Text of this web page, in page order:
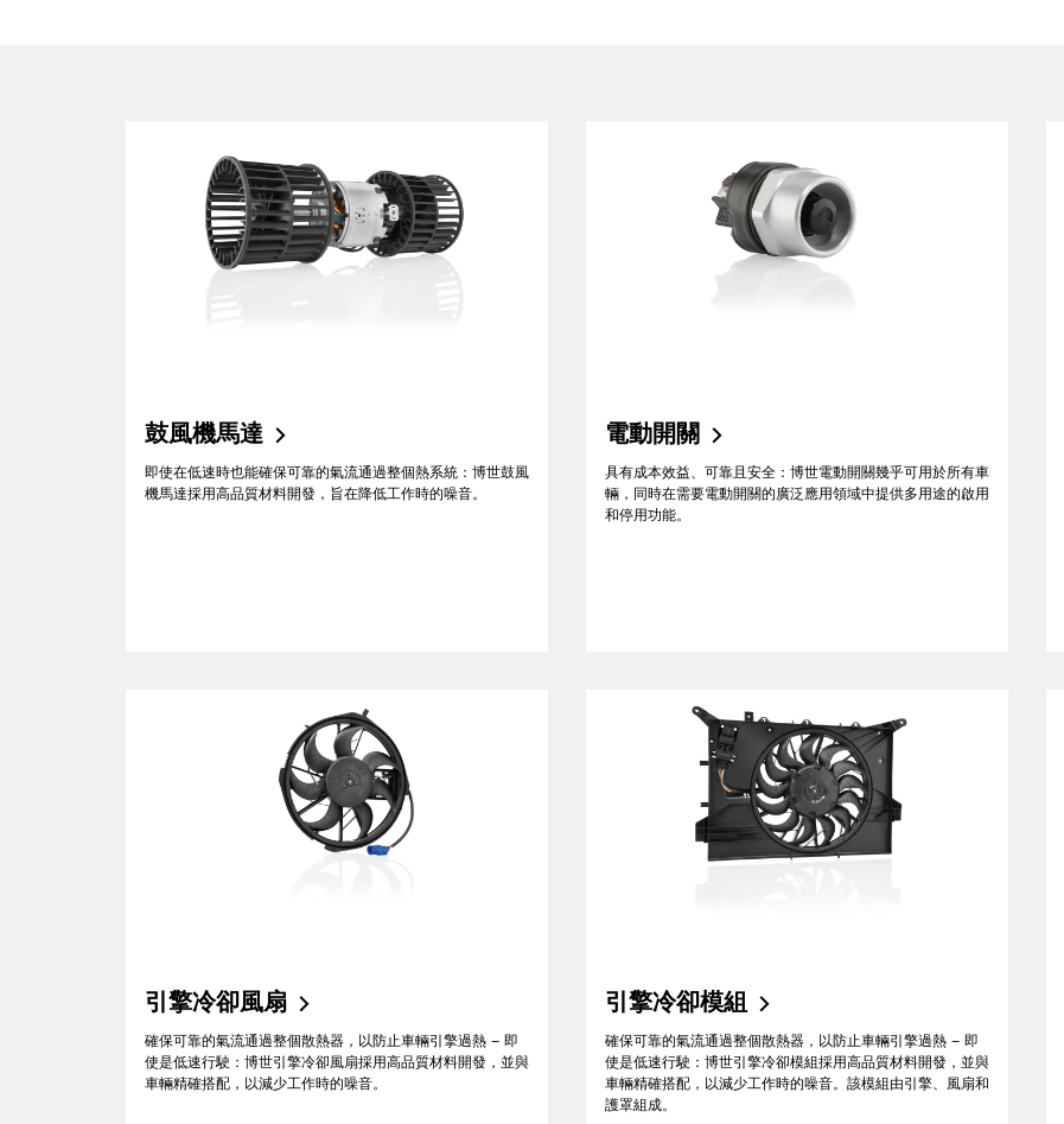
鼓風機馬達
即使在低速時也能確保可靠的氣流通過整個熱系統：博世鼓風
機馬達採用高品質材料開發，旨在降低工作時的噪音。
電動開關
具有成本效益、可靠且安全：博世電動開關幾乎可用於所有車
輛，同時在需要電動開關的廣泛應用領域中提供多用途的啟用
和停用功能。
引擎冷卻風扇
確保可靠的氣流通過整個散熱器，以防止車輛引擎過熱 – 即
使是低速行駛：博世引擎冷卻風扇採用高品質材料開發，並與
車輛精確搭配，以減少工作時的噪音。
引擎冷卻模組
確保可靠的氣流通過整個散熱器，以防止車輛引擎過熱 – 即
使是低速行駛：博世引擎冷卻模組採用高品質材料開發，並與
車輛精確搭配，以減少工作時的噪音。該模組由引擎、風扇和
護罩組成。